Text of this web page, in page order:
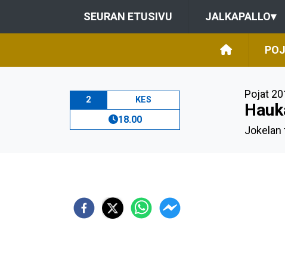
SEURAN ETUSIVU JALKAPALLO▾
2 KES
18.00
Pojat
Jokelan